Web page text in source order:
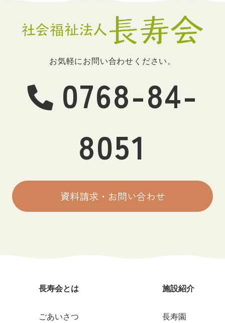
お気軽にお問い合わせください。
0768-84-
8051
資料請求・お問い合わせ
長寿会とは
ごあいさつ
施設紹介
長寿園